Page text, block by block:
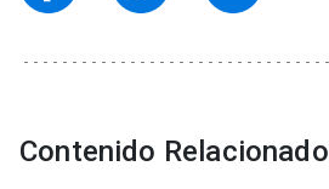
Contenido Relacionado